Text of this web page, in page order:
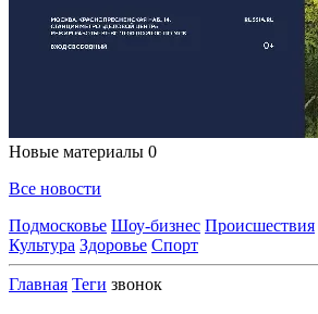
Новые материалы 0
Все новости
Подмосковье Шоу-бизнес Происшествия
Культура Здоровье Спорт
Главная Теги звонок